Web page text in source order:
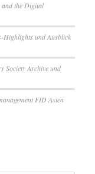
and the Digital
Highlights und Ausblick
Society Archive und
FID Asien